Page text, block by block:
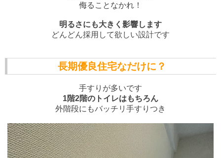
侮ることなかれ！
明るさにも大きく影響します
どんどん採用して欲しい設計です
長期優良住宅なだけに？
手すりが多いです
1階2階のトイレはもちろん
外階段にもバッチリ手すりつき